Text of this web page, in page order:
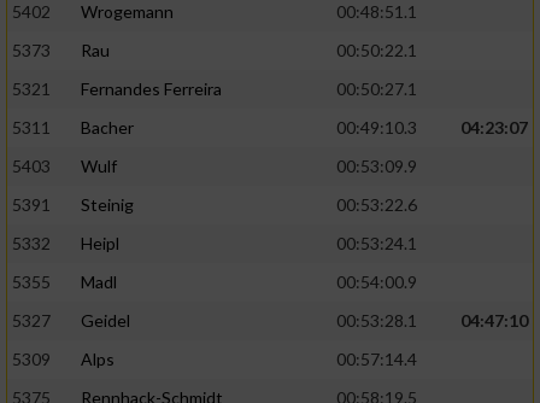
5402
Wrogemann
00:48:51.1
5373
Rau
00:50:22.1
5321
Fernandes Ferreira
00:50:27.1
5311
Bacher 00:49:10.3
04:23:07
5403
Wulf
00:53:09.9
5391
Steinig
00:53:22.6
5332
Heipl
00:53:24.1
5355
Madl
00:54:00.9
5327
Geidel 00:53:28.1
04:47:10
5309
Alps
00:57:14.4
5375
Rennhack-Schmidt
00:58:19.5